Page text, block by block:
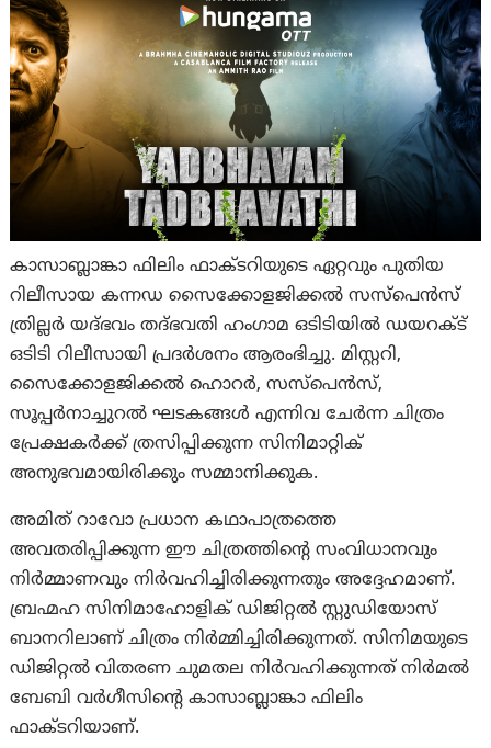
കാസാബ്ലാങ്കാ ഫിലിം ഫാക്ടറിയുടെ ഏറ്റവും പുതിയ
റിലീസായ കന്നഡ സൈക്കോളജിക്കൽ സസ്പെൻസ്
ത്രില്ലർ യദ്ഭവം തദ്ഭവതി ഹംഗാമ ഒടിടിയിൽ ഡയറക്ട്
ഒടിടി റിലീസായി പ്രദർശനം ആരംഭിച്ചു. മിസ്റ്ററി,
സൈക്കോളജിക്കൽ ഹൊറർ, സസ്പെൻസ്,
സൂപ്പർനാച്ചുറൽ ഘടകങ്ങൾ എന്നിവ ചേർന്ന ചിത്രം
പ്രേക്ഷകർക്ക് ത്രസിപ്പിക്കുന്ന സിനിമാറ്റിക്
അനുഭവമായിരിക്കും സമ്മാനിക്കുക.
അമിത് റാവോ പ്രധാന കഥാപാത്രത്തെ
അവതരിപ്പിക്കുന്ന ഈ ചിത്രത്തിന്റെ സംവിധാനവും
നിർമ്മാണവും നിർവഹിച്ചിരിക്കുന്നതും അദ്ദേഹമാണ്.
ബ്രഹ്മഹ സിനിമാഹോളിക് ഡിജിറ്റൽ സ്റ്റുഡിയോസ്
ബാനറിലാണ് ചിത്രം നിർമ്മിച്ചിരിക്കുന്നത്. സിനിമയുടെ
ഡിജിറ്റൽ വിതരണ ചുമതല നിർവഹിക്കുന്നത് നിർമൽ
ബേബി വർഗീസിന്റെ കാസാബ്ലാങ്കാ ഫിലിം
ഫാക്ടറിയാണ്.